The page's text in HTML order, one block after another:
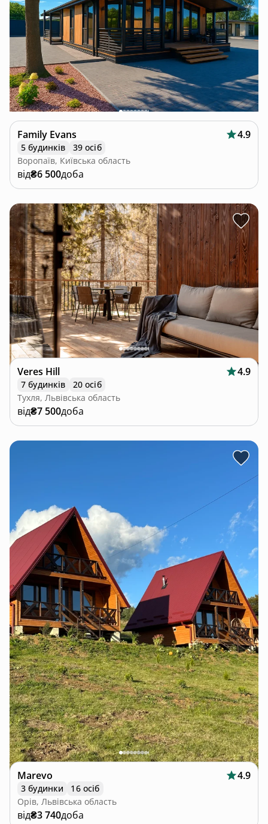
Family Evans 4.9
5 будинків
39 осіб
Воропаїв, Київська область
від₴6 500доба
Veres Hill 4.9
7 будинків
20 осіб
Тухля, Львівська область
від₴7 500доба
Marevo 4.9
3 будинки
16 осіб
Орів, Львівська область
від₴3 740доба